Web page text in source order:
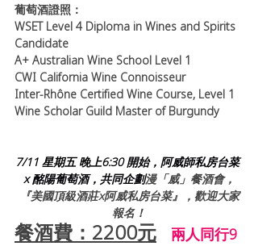
葡萄酒證照：
WSET Level 4 Diploma in Wines and Spirits
Candidate
A+ Australian Wine School Level 1
CWI California Wine Connoisseur
Inter-Rhône Certified Wine Course, Level 1
Wine Scholar Guild Master of Burgundy
7/11 星期五 晚上6:30 開始，阿威師私房台菜
x 酩陽葡萄酒，共同企劃漫「威」餐酒會，
『美國頂級酒莊x阿威私房台菜』，歡迎大家
報名！
餐酒費：2200元
兩人同行9